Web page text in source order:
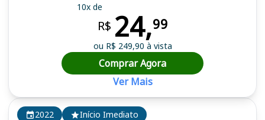
2022 Início Imediato
10x de
R$ 24,99
ou R$ 249,90 à vista
Comprar Agora
Ver Mais